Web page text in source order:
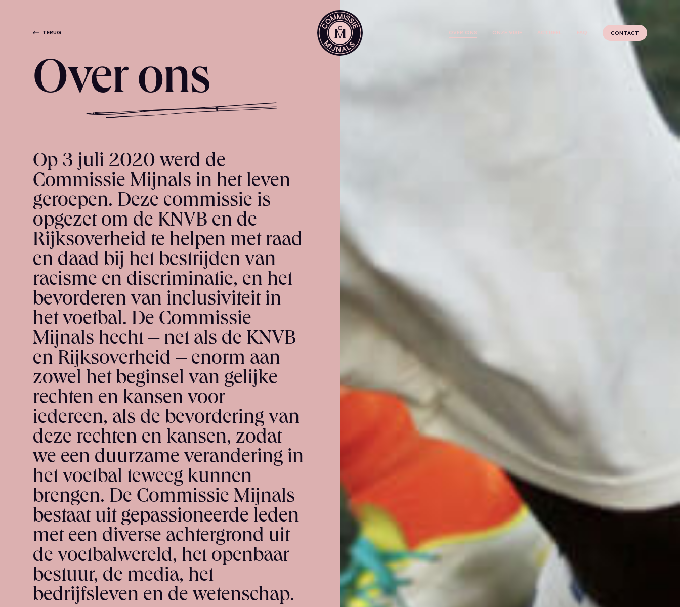
TERUG OVER ONS ONZE VISIE ACTUEEL FAQ CONTACT
Over ons
Op 3 juli 2020 werd de
Commissie Mijnals in het leven
geroepen. Deze commissie is
opgezet om de KNVB en de
Rijksoverheid te helpen met raad
en daad bij het bestrijden van
racisme en discriminatie, en het
bevorderen van inclusiviteit in
het voetbal. De Commissie
Mijnals hecht – net als de KNVB
en Rijksoverheid – enorm aan
zowel het beginsel van gelijke
rechten en kansen voor
iedereen, als de bevordering van
deze rechten en kansen, zodat
we een duurzame verandering in
het voetbal teweeg kunnen
brengen. De Commissie Mijnals
bestaat uit gepassioneerde leden
met een diverse achtergrond uit
de voetbalwereld, het openbaar
bestuur, de media, het
bedrijfsleven en de wetenschap.